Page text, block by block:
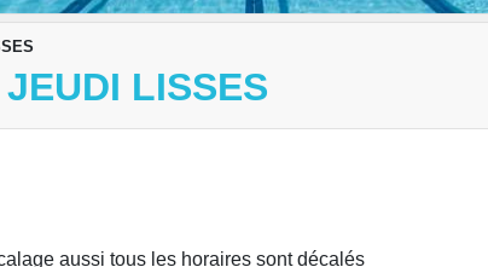
LISSES
aussi tous les horaires sont décalés